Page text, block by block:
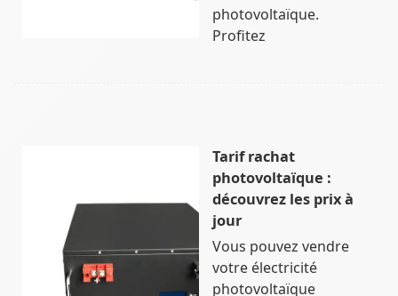
photovoltaïque.
Profitez
Tarif rachat
photovoltaïque :
découvrez les prix à
jour
Vous pouvez vendre
votre électricité
photovoltaïque